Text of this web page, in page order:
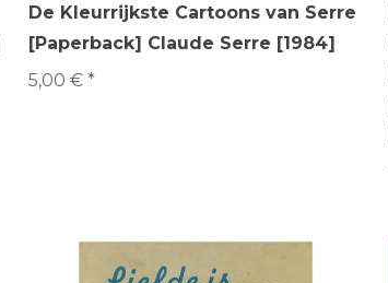
De Kleurrijkste Cartoons van Serre
[Paperback] Claude Serre [1984]
5,00 € *